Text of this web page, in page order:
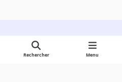
Rechercher Menu